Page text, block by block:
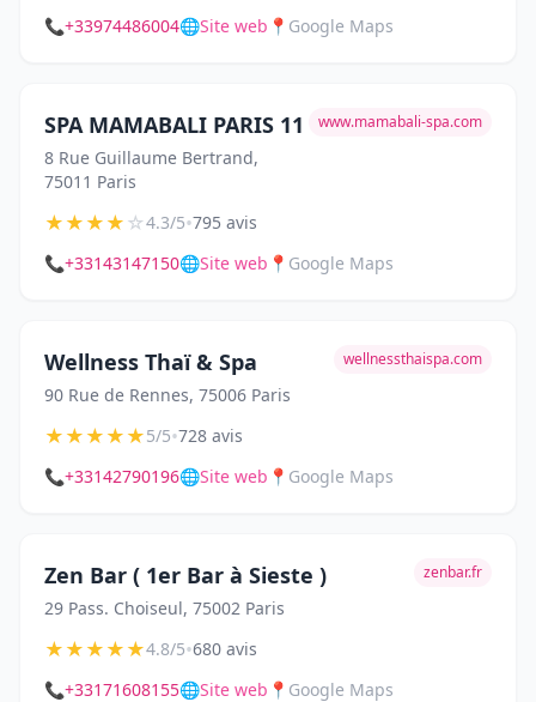
📞+33974486004🌐Site web 📍 Google Maps
SPA MAMABALI PARIS 11
8 Rue Guillaume Bertrand,
75011 Paris
www.mamabali-spa.com
★★★★☆4.3/5•795 avis
📞+33143147150🌐Site web 📍 Google Maps
Wellness Thaï & Spa
90 Rue de Rennes, 75006 Paris
wellnessthaispa.com
★★★★★5/5•728 avis
📞+33142790196🌐Site web 📍 Google Maps
Zen Bar ( 1er Bar à Sieste )
29 Pass. Choiseul, 75002 Paris
zenbar.fr
★★★★★4.8/5•680 avis
📞+33171608155🌐Site web 📍 Google Maps